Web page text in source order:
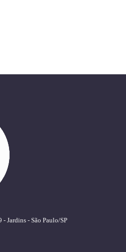
- Jardins - São Paulo/SP